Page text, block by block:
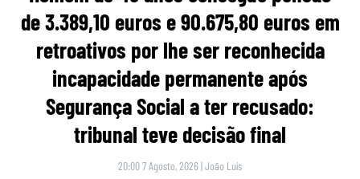
de 3.389,10 euros e 90.675,80 euros em
retroativos por lhe ser reconhecida
incapacidade permanente após
Segurança Social a ter recusado:
tribunal teve decisão final
20:00 7 Agosto, 2026 |João Luís